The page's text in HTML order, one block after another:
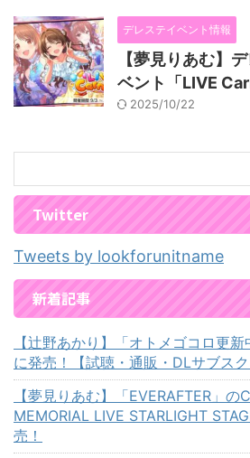
デレステイベント情報
【夢見りあむ】
ベント「LIVE
2025/10/22
Twitter
Tweets by lookforunitname
新着記事
【辻野あかり】「オトメゴコロ更
に発売！【試聴・通販・DLサブスク
【夢見りあむ】「EVERAFTER」の
MEMORIAL LIVE STARLIGHT
売！